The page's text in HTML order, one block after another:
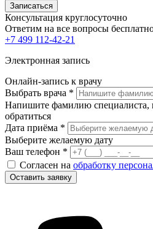
Записаться
Консультация круглосуточно
Ответим на все вопросы
+7 499 112-42-21
Электронная запись
Онлайн-запись к врачу
Выбрать врача *
Напишите фамилию специалиста,
обратиться
Дата приёма *
Выберите желаемую дату
Ваш телефон *
Согласен на обработку
Оставить заявку